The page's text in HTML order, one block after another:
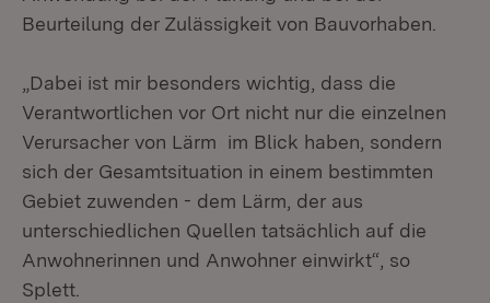
Beurteilung der Zulässigkeit von Bauvorhaben.
„Dabei ist mir besonders wichtig, dass die
Verantwortlichen vor Ort nicht nur die einzelnen
Verursacher von Lärm im Blick haben, sondern
sich der Gesamtsituation in einem bestimmten
Gebiet zuwenden - dem Lärm, der aus
unterschiedlichen Quellen tatsächlich auf die
Anwohnerinnen und Anwohner einwirkt“, so
Splett.